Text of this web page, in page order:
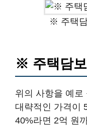
※ 주택
※ 주택담
위의 사항을 예로
대략적인 가격이
40%라면 2억 원